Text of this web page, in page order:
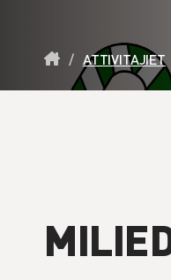
/ ATTIVITAJIET